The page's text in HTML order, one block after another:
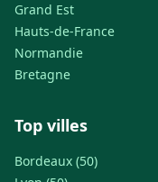
Grand Est
Hauts-de-France
Normandie
Bretagne
Top villes
Bordeaux (50)